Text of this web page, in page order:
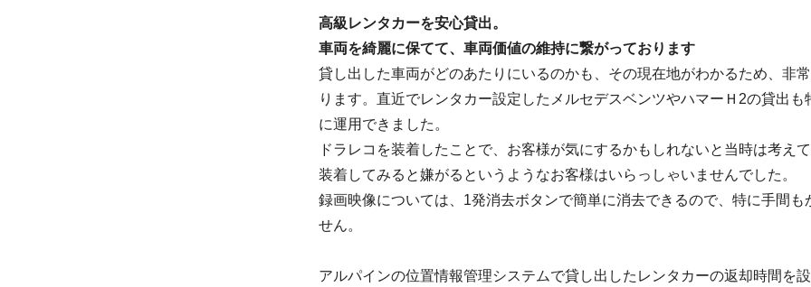
高級レンタカーを安心貸出。
車両を綺麗に保てて、車両価値の維持に繋がっております
貸し出した車両がどのあたりにいるのかも、その現在地がわかるため、非
ります。直近でレンタカー設定したメルセデスベンツやハマーＨ2の貸出も
に運用できました。
ドラレコを装着したことで、お客様が気にするかもしれないと当時は考え
装着してみると嫌がるというようなお客様はいらっしゃいませんでした。
録画映像については、1発消去ボタンで簡単に消去できるので、特に手間も
せん。
アルパインの位置情報管理システムで貸し出したレンタカーの返却時間を